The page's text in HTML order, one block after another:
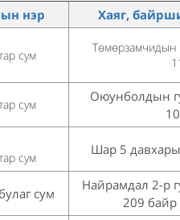
нэр Хаяг,
сум
Төмөрзамчидын
сум
Оюунболдын
сум
Шар 5
сум
Найрамдал 2-р
209 байр